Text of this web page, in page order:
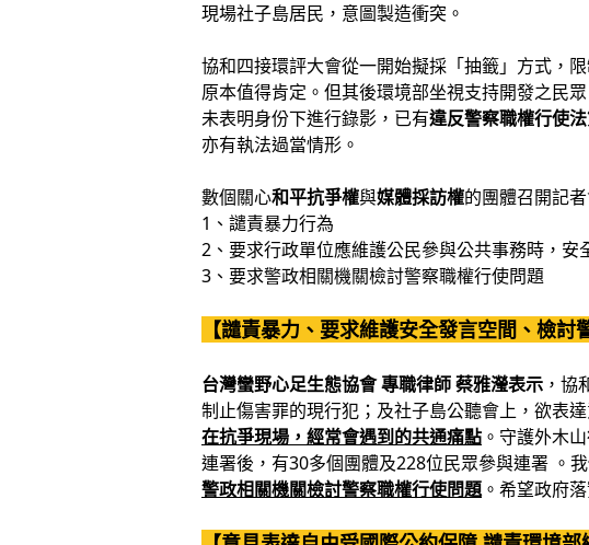
現場社子島居民，意圖製造衝突。
協和四接環評大會從一開始擬採「抽籤」方式，
原本值得肯定。但其後環境部坐視支持開發之民
未表明身份下進行錄影，已有違反警察職權行使
亦有執法過當情形。
數個關心和平抗爭權與媒體採訪權的團體召開記
1、譴責暴力行為
2、要求行政單位應維護公民參與公共事務時，安
3、要求警政相關機關檢討警察職權行使問題
【譴責暴力、要求維護安全發言空間、檢討
台灣蠻野心足生態協會 專職律師 蔡雅瀅表示 ，協
制止傷害罪的現行犯；及社子島公聽會上，欲表
在抗爭現場，經常會遇到的共通痛點 。守護外木
連署後，有30多個團體及228位民眾參與連署 。
警政相關機關檢討警察職權行使問題。希望政府